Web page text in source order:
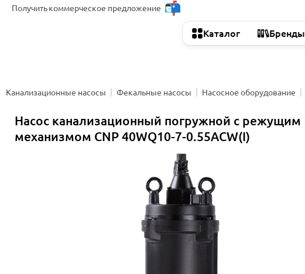
Получитькоммерческое предложение
Каталог Бренды
Канализационные насосы Фекальные насосы Насосное оборудование
Насос канализационный погружной с режущим
механизмом CNP 40WQ10-7-0.55ACW(I)